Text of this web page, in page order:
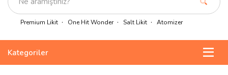
Premium Likit One Hit Wonder Salt Likit Atomizer
Kategoriler